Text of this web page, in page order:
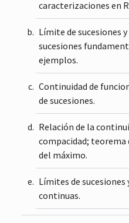
caracterizaciones en
Límite de sucesiones
sucesiones
ejemplos.
Continuidad de
de sucesiones.
Relación de la
compacidad;
del máximo.
Límites de sucesiones
continuas.